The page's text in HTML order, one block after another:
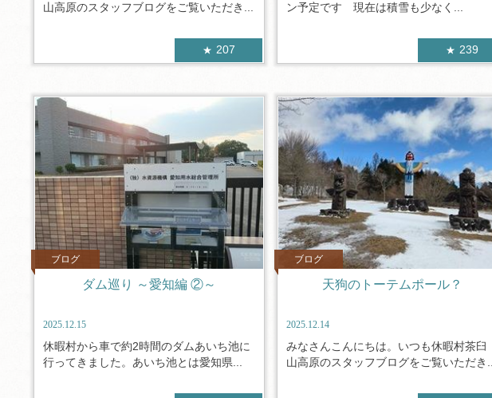
山高原のスタッフブログをご覧いただき...
207
ン予定です 現在は積雪も少なく...
239
ブログ
ダム巡り ～愛知編 ②～
2025.12.15
休暇村から車で約2時間のダムあいち池に
行ってきました。あいち池とは愛知県...
ブログ
天狗のトーテムポール？
2025.12.14
みなさんこんにちは。いつも休暇村茶臼
山高原のスタッフブログをご覧いただき...